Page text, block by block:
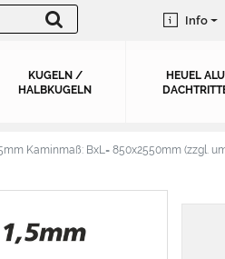
Info
KUGELN /
HALBKUGELN
HEUEL ALU
Kaminmaß: BxL= 850x2550mm (zzgl.